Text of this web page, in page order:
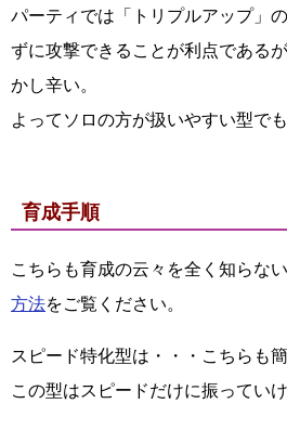
パーティでは「トリプルアップ」
ずに攻撃できることが利点である
かし辛い。
よってソロの方が扱いやすい型でも
育成手順
こちらも育成の云々を全く知らな
方法をご覧ください。
スピード特化型は・・・こちらも簡
この型はスピードだけに振ってい